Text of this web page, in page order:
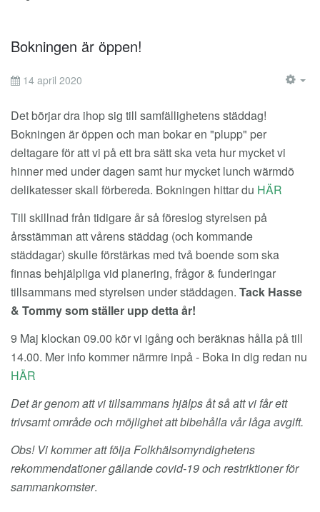
Bokningen är öppen!
14 april 2020
Det börjar dra ihop sig till samfällighetens städdag!
Bokningen är öppen och man bokar en "plupp" per
deltagare för att vi på ett bra sätt ska veta hur mycket vi
hinner med under dagen samt hur mycket lunch wärmdö
delikatesser skall förbereda. Bokningen hittar du HÄR
Till skillnad från tidigare år så föreslog styrelsen på
årsstämman att vårens städdag (och kommande
städdagar) skulle förstärkas med två boende som ska
finnas behjälpliga vid planering, frågor & funderingar
tillsammans med styrelsen under städdagen. Tack Hasse
& Tommy som ställer upp detta år!
9 Maj klockan 09.00 kör vi igång och beräknas hålla på till
14.00. Mer info kommer närmre inpå - Boka in dig redan nu
HÄR
Det är genom att vi tillsammans hjälps åt så att vi får ett
trivsamt område och möjlighet att bibehålla vår låga avgift.
Obs! Vi kommer att följa Folkhälsomyndighetens
rekommendationer gällande covid-19 och restriktioner för
sammankomster.